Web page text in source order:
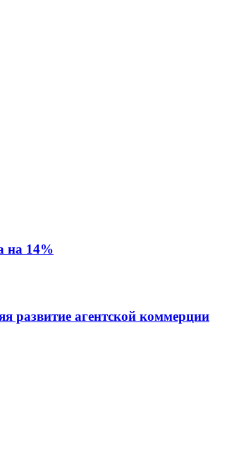
на 14%
развитие агентской коммерции